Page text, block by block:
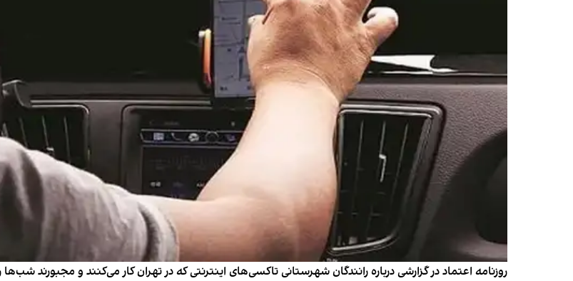
روزنامه اعتماد در گزارشی درباره رانندگان شهرستانی تاكسی‌های اینترنتی كه در تهران كار می‌كنند و مجبورند